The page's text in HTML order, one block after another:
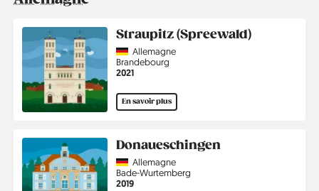
Straupitz (Spreewald)
CountryAllemagne
Région
Brandebourg
Année
2021
En savoir plus
Donaueschingen
CountryAllemagne
Région
Bade-Wurtemberg
Année
2019